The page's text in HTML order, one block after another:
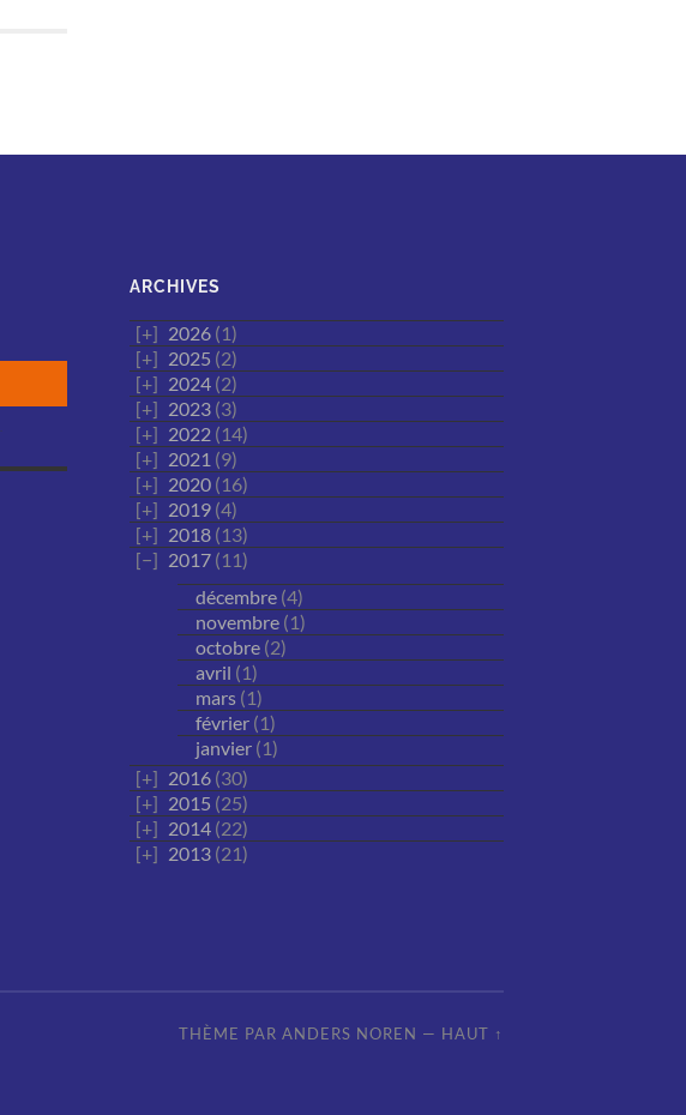
ARCHIVES
2026 (1)
2025 (2)
2024 (2)
2023 (3)
2022 (14)
2021 (9)
2020 (16)
2019 (4)
2018 (13)
2017 (11)
décembre (4)
novembre (1)
octobre (2)
avril (1)
mars (1)
février (1)
janvier (1)
2016 (30)
2015 (25)
2014 (22)
2013 (21)
THÈME PAR ANDERS NOREN — HAUT ↑